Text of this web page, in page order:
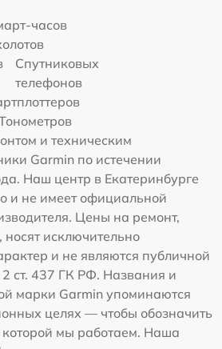
часов
Спутниковых
телефонов
и техническим
Garmin по истечении
Наш центр в Екатеринбурге
и не имеет официальной
Цены на ремонт,
исключительно
и не являются публичной
2 ст. 437 ГК РФ. Названия и
марки Garmin упоминаются
целях — чтобы обозначить
которой мы работаем. Наша